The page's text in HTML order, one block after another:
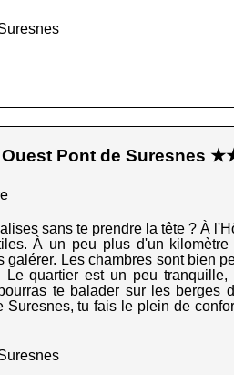
Ouest Pont de Suresnes
sans te prendre la tête ? À
À un peu plus d'un
Les chambres sont bien
Le quartier est un peu
te balader sur les
tu fais le plein de